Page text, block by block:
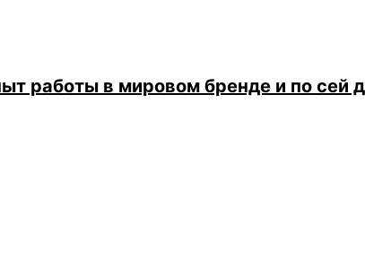
работы в мировом бренде и по сей